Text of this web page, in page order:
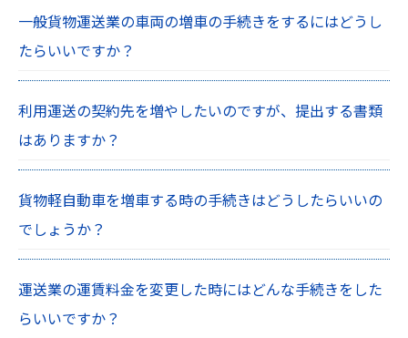
一般貨物運送業の車両の増車の手続きをするにはどうし
たらいいですか？
利用運送の契約先を増やしたいのですが、提出する書類
はありますか？
貨物軽自動車を増車する時の手続きはどうしたらいいの
でしょうか？
運送業の運賃料金を変更した時にはどんな手続きをした
らいいですか？